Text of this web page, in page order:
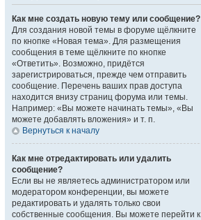
Как мне создать новую тему или сообщение?
Для создания новой темы в форуме щёлкните
по кнопке «Новая тема». Для размещения
сообщения в теме щёлкните по кнопке
«Ответить». Возможно, придётся
зарегистрироваться, прежде чем отправить
сообщение. Перечень ваших прав доступа
находится внизу страниц форума или темы.
Например: «Вы можете начинать темы», «Вы
можете добавлять вложения» и т. п.
Вернуться к началу
Как мне отредактировать или удалить
сообщение?
Если вы не являетесь администратором или
модератором конференции, вы можете
редактировать и удалять только свои
собственные сообщения. Вы можете перейти к